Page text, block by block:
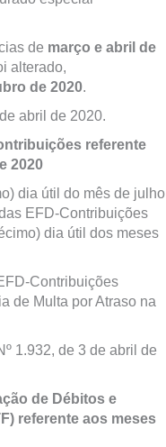
de março e abril de
alterado,
de 2020.
abril de 2020.
referente
2020
dia útil do mês de julho
EFD-Contribuições
dia útil dos meses
Contribuições
de Multa por Atraso na
1.932, de 3 de abril de
de Débitos e
referente aos meses